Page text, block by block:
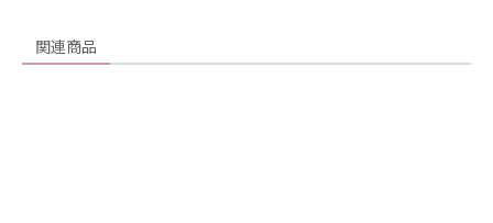
関連商品